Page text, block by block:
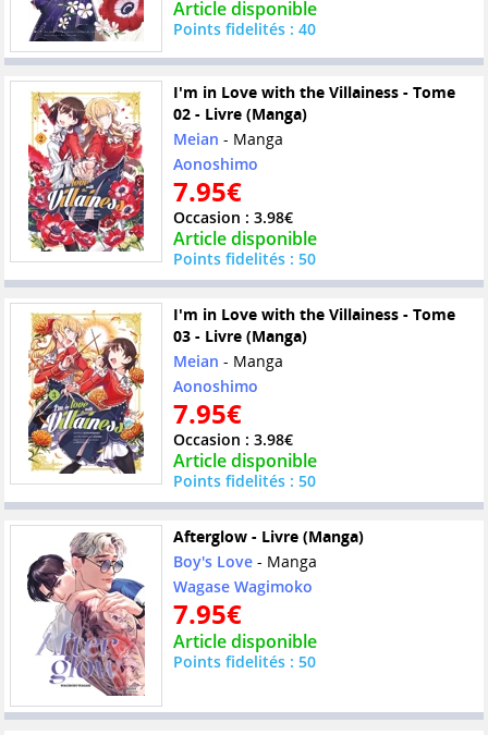
Article disponible
Points fidelités : 40
I'm in Love with the Villainess - Tome
02 - Livre (Manga)
Meian - Manga
Aonoshimo
7.95€
Occasion : 3.98€
Article disponible
Points fidelités : 50
I'm in Love with the Villainess - Tome
03 - Livre (Manga)
Meian - Manga
Aonoshimo
7.95€
Occasion : 3.98€
Article disponible
Points fidelités : 50
Afterglow - Livre (Manga)
Boy's Love- Manga
Wagase Wagimoko
7.95€
Article disponible
Points fidelités : 50